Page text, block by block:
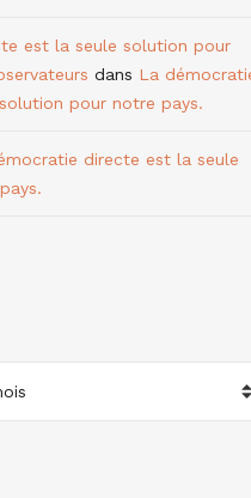
est la seule solution pour
dans La
pour notre pays.
directe est la seule